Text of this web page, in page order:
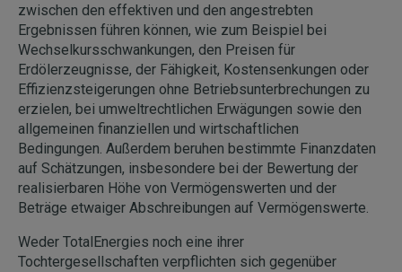
zwischen den effektiven und den angestrebten
Ergebnissen führen können, wie zum Beispiel bei
Wechselkursschwankungen, den Preisen für
Erdölerzeugnisse, der Fähigkeit, Kostensenkungen oder
Effizienzsteigerungen ohne Betriebsunterbrechungen zu
erzielen, bei umweltrechtlichen Erwägungen sowie den
allgemeinen finanziellen und wirtschaftlichen
Bedingungen. Außerdem beruhen bestimmte Finanzdaten
auf Schätzungen, insbesondere bei der Bewertung der
realisierbaren Höhe von Vermögenswerten und der
Beträge etwaiger Abschreibungen auf Vermögenswerte.
Weder TotalEnergies noch eine ihrer
Tochtergesellschaften verpflichten sich gegenüber